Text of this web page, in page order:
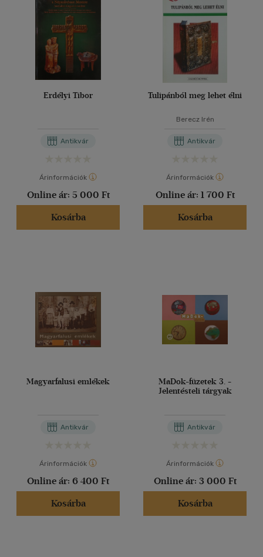
Erdélyi Tibor
Antikvár
Árinformációk
Online ár: 5 000 Ft
Kosárba
Tulipánból meg lehet élni
Berecz Irén
Antikvár
Árinformációk
Online ár: 1 700 Ft
Kosárba
Magyarfalusi emlékek
Antikvár
Árinformációk
Online ár: 6 400 Ft
Kosárba
MaDok-füzetek 3. -
Jelentésteli tárgyak
Antikvár
Árinformációk
Online ár: 3 000 Ft
Kosárba